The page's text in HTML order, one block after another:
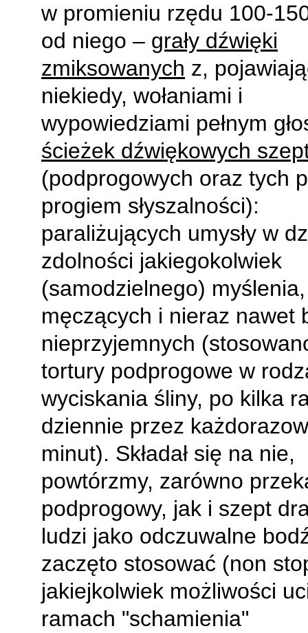
w promieniu rzędu 100-
od niego – grały dźwięki
zmiksowanych z,
niekiedy, wołaniami i
wypowiedziami pełnym
ścieżek dźwiękowych
(podprogowych oraz tych
progiem słyszalności):
paraliżujących umysły w
zdolności jakiegokolwiek
(samodzielnego) myślenia,
męczących i nieraz nawet
nieprzyjemnych
tortury podprogowe w
wyciskania śliny, po kilka
dziennie przez
minut). Składał się na nie,
powtórzmy, zarówno
podprogowy, jak i szept
ludzi jako odczuwalne
zaczęto stosować (non
jakiejkolwiek możliwości
ramach "schamienia"